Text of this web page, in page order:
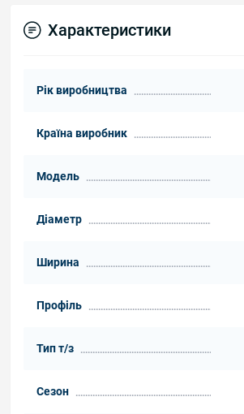
Характеристики
Рік виробництва
Країна виробник
Модель
Діаметр
Ширина
Профіль
Тип т/з
Сезон